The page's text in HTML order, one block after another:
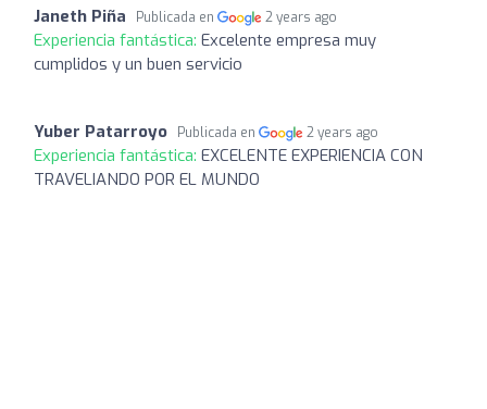
Janeth Piña Publicada en 2 years ago
Experiencia fantástica: Excelente empresa muy
cumplidos y un buen servicio
Yuber Patarroyo Publicada en 2 years ago
Experiencia fantástica: EXCELENTE EXPERIENCIA CON
TRAVELIANDO POR EL MUNDO